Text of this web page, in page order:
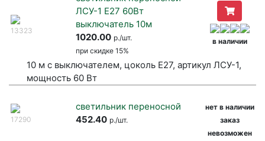
13323
ЛСУ-1 Е27 60Вт
выключатель 10м
1020.00 р./шт.
при скидке 15%
в наличии
10 м с выключателем, цоколь Е27, артикул ЛСУ-1,
мощность 60 Вт
17290
светильник переносной
452.40 р./шт.
нет в наличии
заказ
невозможен